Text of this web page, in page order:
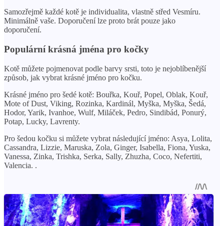
Samozřejmě každé kotě je individualita, vlastně střed Vesmíru.
Minimálně vaše. Doporučení lze proto brát pouze jako
doporučení.
Populární krásná jména pro kočky
Kotě můžete pojmenovat podle barvy srsti, toto je nejoblíbenější
způsob, jak vybrat krásné jméno pro kočku.
Krásné jméno pro šedé kotě: Bouřka, Kouř, Popel, Oblak, Kouř,
Mote of Dust, Viking, Rozinka, Kardinál, Myška, Myška, Šedá,
Hodor, Yarik, Ivanhoe, Wulf, Miláček, Pedro, Sindibád, Ponurý,
Potap, Lucky, Lavrenty.
Pro šedou kočku si můžete vybrat následující jméno: Asya, Lolita,
Cassandra, Lizzie, Maruska, Zola, Ginger, Isabella, Fiona, Yuska,
Vanessa, Zinka, Trishka, Serka, Sally, Zhuzha, Coco, Nefertiti,
Valencia. .